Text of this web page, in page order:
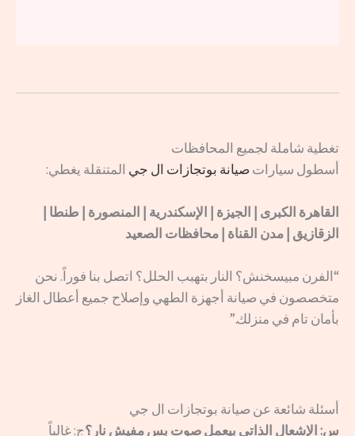
تغطية شاملة لجميع المحافظات
أسطول سياراتصيانة بوتجازات ال جي المتنقلة يغطي:
القاهرة الكبرى | الجيزة | الإسكندرية | المنصورة | طنطا |
الزقازيق | مدن القناة | محافظات الصعيد
“الفرن مبيسخنش؟ النار بتهبب الحلل؟ اتصل بنا فوراً. نحن
متخصصون في صيانة أجهزة الطهي وإصلاح جميع أعطال الغاز
بأمان تام في منزلك.”
أسئلة شائعة عن صيانة بوتجازات ال جي
س: الإشعال الذاتي بيعمل صوت بس مفيش نار؟ج: غالباً